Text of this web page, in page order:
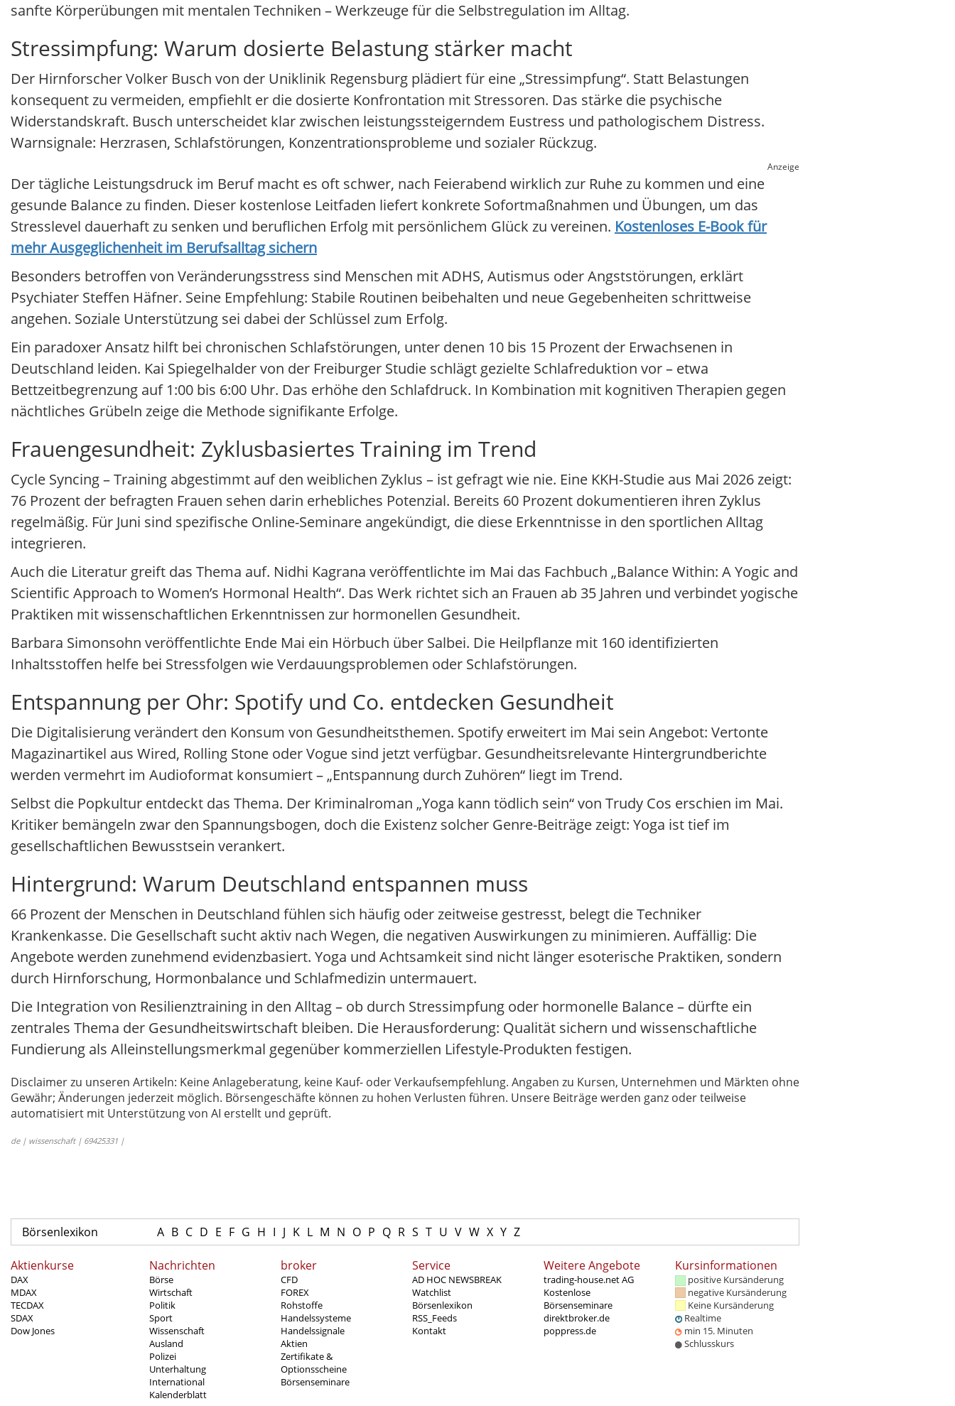
sanfte Körperübungen mit mentalen Techniken – Werkzeuge für die Selbstregulation im Alltag.
Stressimpfung: Warum dosierte Belastung stärker macht
Der Hirnforscher Volker Busch von der Uniklinik Regensburg plädiert für eine „Stressimpfung“. Statt Belastungen
konsequent zu vermeiden, empfiehlt er die dosierte Konfrontation mit Stressoren. Das stärke die psychische
Widerstandskraft. Busch unterscheidet klar zwischen leistungssteigerndem Eustress und pathologischem Distress.
Warnsignale: Herzrasen, Schlafstörungen, Konzentrationsprobleme und sozialer Rückzug.
Anzeige
Der tägliche Leistungsdruck im Beruf macht es oft schwer, nach Feierabend wirklich zur Ruhe zu kommen und eine
gesunde Balance zu finden. Dieser kostenlose Leitfaden liefert konkrete Sofortmaßnahmen und Übungen, um das
Stresslevel dauerhaft zu senken und beruflichen Erfolg mit persönlichem Glück zu vereinen. Kostenloses E-Book für
mehr Ausgeglichenheit im Berufsalltag sichern
Besonders betroffen von Veränderungsstress sind Menschen mit ADHS, Autismus oder Angststörungen, erklärt
Psychiater Steffen Häfner. Seine Empfehlung: Stabile Routinen beibehalten und neue Gegebenheiten schrittweise
angehen. Soziale Unterstützung sei dabei der Schlüssel zum Erfolg.
Ein paradoxer Ansatz hilft bei chronischen Schlafstörungen, unter denen 10 bis 15 Prozent der Erwachsenen in
Deutschland leiden. Kai Spiegelhalder von der Freiburger Studie schlägt gezielte Schlafreduktion vor – etwa
Bettzeitbegrenzung auf 1:00 bis 6:00 Uhr. Das erhöhe den Schlafdruck. In Kombination mit kognitiven Therapien gegen
nächtliches Grübeln zeige die Methode signifikante Erfolge.
Frauengesundheit: Zyklusbasiertes Training im Trend
Cycle Syncing – Training abgestimmt auf den weiblichen Zyklus – ist gefragt wie nie. Eine KKH-Studie aus Mai 2026 zeigt:
76 Prozent der befragten Frauen sehen darin erhebliches Potenzial. Bereits 60 Prozent dokumentieren ihren Zyklus
regelmäßig. Für Juni sind spezifische Online-Seminare angekündigt, die diese Erkenntnisse in den sportlichen Alltag
integrieren.
Auch die Literatur greift das Thema auf. Nidhi Kagrana veröffentlichte im Mai das Fachbuch „Balance Within: A Yogic and
Scientific Approach to Women’s Hormonal Health“. Das Werk richtet sich an Frauen ab 35 Jahren und verbindet yogische
Praktiken mit wissenschaftlichen Erkenntnissen zur hormonellen Gesundheit.
Barbara Simonsohn veröffentlichte Ende Mai ein Hörbuch über Salbei. Die Heilpflanze mit 160 identifizierten
Inhaltsstoffen helfe bei Stressfolgen wie Verdauungsproblemen oder Schlafstörungen.
Entspannung per Ohr: Spotify und Co. entdecken Gesundheit
Die Digitalisierung verändert den Konsum von Gesundheitsthemen. Spotify erweitert im Mai sein Angebot: Vertonte
Magazinartikel aus Wired, Rolling Stone oder Vogue sind jetzt verfügbar. Gesundheitsrelevante Hintergrundberichte
werden vermehrt im Audioformat konsumiert – „Entspannung durch Zuhören“ liegt im Trend.
Selbst die Popkultur entdeckt das Thema. Der Kriminalroman „Yoga kann tödlich sein“ von Trudy Cos erschien im Mai.
Kritiker bemängeln zwar den Spannungsbogen, doch die Existenz solcher Genre-Beiträge zeigt: Yoga ist tief im
gesellschaftlichen Bewusstsein verankert.
Hintergrund: Warum Deutschland entspannen muss
66 Prozent der Menschen in Deutschland fühlen sich häufig oder zeitweise gestresst, belegt die Techniker
Krankenkasse. Die Gesellschaft sucht aktiv nach Wegen, die negativen Auswirkungen zu minimieren. Auffällig: Die
Angebote werden zunehmend evidenzbasiert. Yoga und Achtsamkeit sind nicht länger esoterische Praktiken, sondern
durch Hirnforschung, Hormonbalance und Schlafmedizin untermauert.
Die Integration von Resilienztraining in den Alltag – ob durch Stressimpfung oder hormonelle Balance – dürfte ein
zentrales Thema der Gesundheitswirtschaft bleiben. Die Herausforderung: Qualität sichern und wissenschaftliche
Fundierung als Alleinstellungsmerkmal gegenüber kommerziellen Lifestyle-Produkten festigen.
Disclaimer zu unseren Artikeln: Keine Anlageberatung, keine Kauf- oder Verkaufsempfehlung. Angaben zu Kursen, Unternehmen und Märkten ohne
Gewähr; Änderungen jederzeit möglich. Börsengeschäfte können zu hohen Verlusten führen. Unsere Beiträge werden ganz oder teilweise
automatisiert mit Unterstützung von AI erstellt und geprüft.
de | wissenschaft | 69425331 |
Börsenlexikon A B C D E F G H I J K L M N O P Q R S T U V W X Y Z
Aktienkurse
DAX
MDAX
TECDAX
SDAX
Dow Jones
Nachrichten
Börse
Wirtschaft
Politik
Sport
Wissenschaft
Ausland
Polizei
Unterhaltung
International
Kalenderblatt
broker
CFD
FOREX
Rohstoffe
Handelssysteme
Handelssignale
Aktien
Zertifikate &
Optionsscheine
Börsenseminare
Service
AD HOC NEWSBREAK
Watchlist
Börsenlexikon
RSS_Feeds
Kontakt
Weitere Angebote
trading-house.net AG
Kostenlose
Börsenseminare
direktbroker.de
poppress.de
Kursinformationen
positive Kursänderung
negative Kursänderung
Keine Kursänderung
Realtime
min 15. Minuten
Schlusskurs